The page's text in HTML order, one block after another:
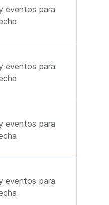
eventos para
eventos para
eventos para
eventos para